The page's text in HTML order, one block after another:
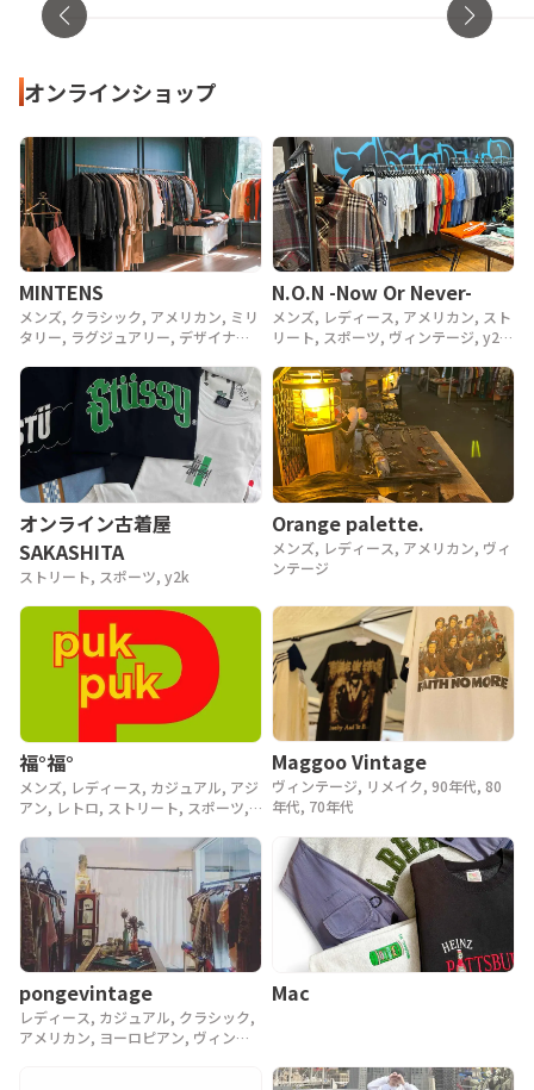
オンラインショップ
MINTENS
メンズ, クラシック, アメリカン, ミリ
タリー, ラグジュアリー, デザイナー,
80年代, 70年代, 60年代, 50年代, 40
N.O.N -Now Or Never-
メンズ, レディース, アメリカン, スト
リート, スポーツ, ヴィンテージ, y2k,
オンライン古着屋
SAKASHITA
ストリート, スポーツ, y2k
Orange palette.
メンズ, レディース, アメリカン, ヴィ
ンテージ
福°福°
メンズ, レディース, カジュアル, アジ
アン, レトロ, ストリート, スポーツ,
Maggoo Vintage
ヴィンテージ, リメイク, 90年代, 80
年代, 70年代
pongevintage
レディース, カジュアル, クラシック,
アメリカン, ヨーロピアン, ヴィンテ
Mac